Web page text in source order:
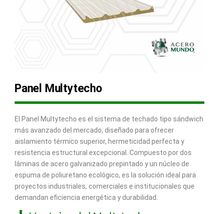
Panel Multytecho
El Panel Multytecho es el sistema de techado tipo sándwich
más avanzado del mercado, diseñado para ofrecer
aislamiento térmico superior, hermeticidad perfecta y
resistencia estructural excepcional. Compuesto por dos
láminas de acero galvanizado prepintado y un núcleo de
espuma de poliuretano ecológico, es la solución ideal para
proyectos industriales, comerciales e institucionales que
demandan eficiencia energética y durabilidad.